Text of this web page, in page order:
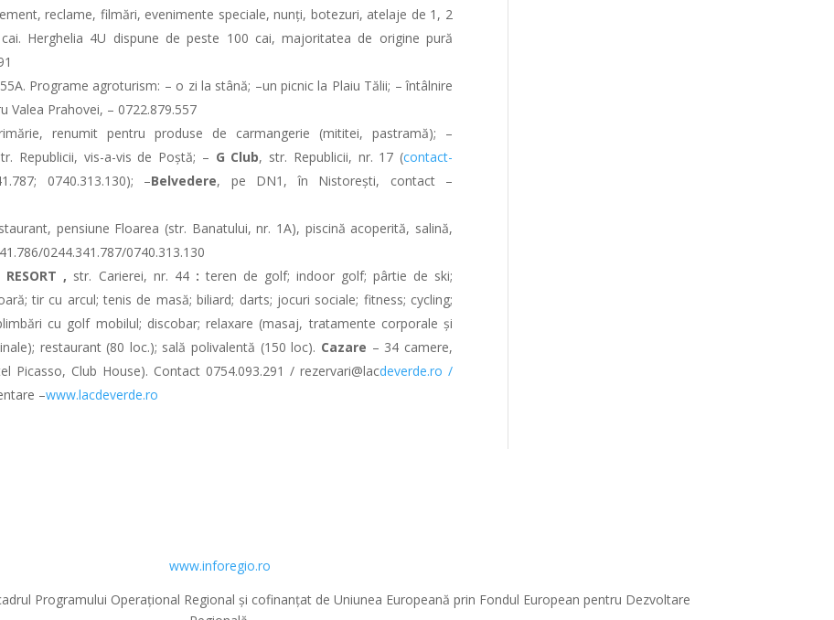
reclame, filmări, evenimente speciale, nunți, botezuri, atelaje de 1, 2
Herghelia 4U dispune de peste 100 cai, majoritatea de origine pură
Programe agroturism: – o zi la stână; –un picnic la Plaiu Tălii; – întâlnire
Valea Prahovei, – 0722.879.557
renumit pentru produse de carmangerie (mititei, pastramă); –
Republicii, vis-a-vis de Poștă; – G Club, str. Republicii, nr. 17 (contact-
0740.313.130); –Belvedere, pe DN1, în Nistorești, contact –
pensiune Floarea (str. Banatului, nr. 1A), piscină acoperită, salină,
0244.341.787/0740.313.130
, str. Carierei, nr. 44:teren de golf; indoor golf; pârtie de ski;
tir cu arcul; tenis de masă; biliard; darts; jocuri sociale; fitness; cycling;
cu golf mobilul; discobar; relaxare (masaj, tratamente corporale și
restaurant (80 loc.); sală polivalentă (150 loc). Cazare – 34 camere,
Picasso, Club House). Contact 0754.093.291 / rezervari@lacdeverde.ro /
–www.lacdeverde.ro
www.inforegio.ro
Programului Operațional Regional și cofinanțat de Uniunea Europeană prin Fondul European pentru Dezvoltare